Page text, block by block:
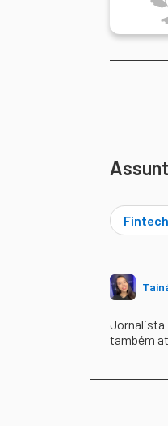
Jornalista
também